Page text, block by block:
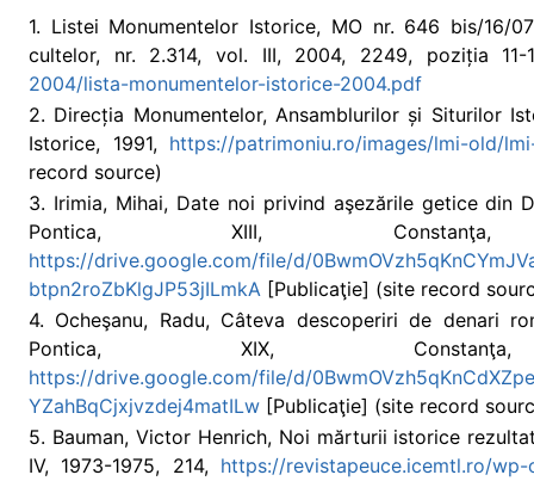
1. Listei Monumentelor Istorice, MO nr. 646 bis/16/
cultelor, nr. 2.314, vol. III, 2004, 2249, poziția
2004/lista-monumentelor-istorice-2004.pdf
2. Direcția Monumentelor, Ansamblurilor și Siturilor
Istorice, 1991, https://patrimoniu.ro/images/lmi-old/
record source)
3. Irimia, Mihai, Date noi privind aşezările getice din
Pontica, XIII,
https://drive.google.com/file/d/
btpn2roZbKlgJP53jILmkA [Publicaţie] (site record
4. Ocheşanu, Radu, Câteva descoperiri de denari
Pontica, XIX,
https://drive.google.com/file/d/
YZahBqCjxjvzdej4matILw [Publicaţie] (site record
5. Bauman, Victor Henrich, Noi mărturii istorice
IV, 1973-1975, 214, https://revistapeuce.icemtl.ro/